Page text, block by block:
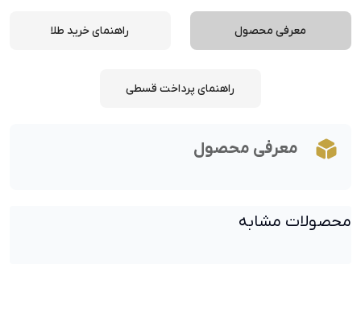
معرفی محصول راهنمای خرید طلا
راهنمای پرداخت قسطی
معرفی محصول
محصولات مشابه